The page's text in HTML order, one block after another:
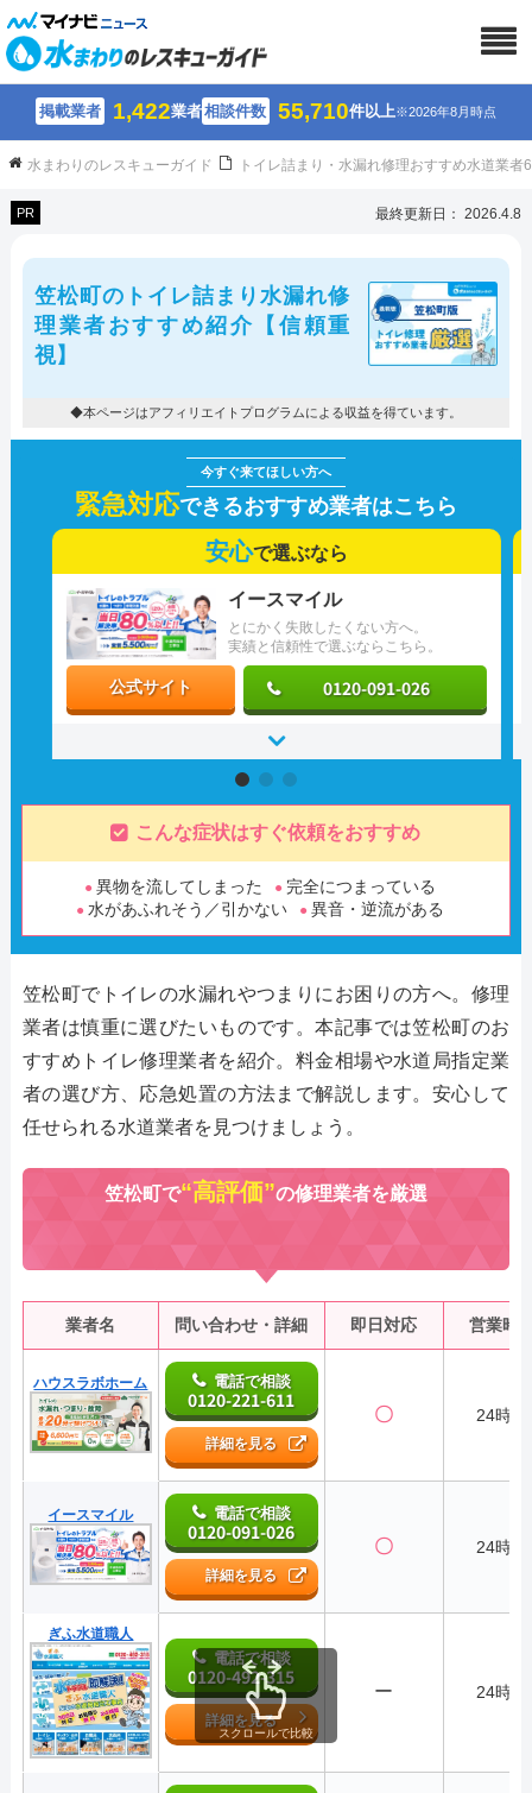
掲載業者 1,422業者相談件数 55,710件以上※2026年8月時点
水まわりのレスキューガイド トイレ詰まり・水漏れ修理おすすめ水道業
PR 最終更新日： 2026.4.8
笠松町のトイレ詰まり水漏れ修
理業者おすすめ紹介【信頼重
視】
◆本ページはアフィリエイトプログラムによる収益を得ています。
緊急対応できるおすすめ業者はこちら
安心で選ぶなら
とにかく失敗したくない方へ。
実績と信頼性で選ぶならこちら。
イースマイル
公式サイト 0120-091-026
こんな症状はすぐ依頼をおすすめ
異物を流してしまった
完全につまっている
水があふれそう／引かない
異音・逆流がある
笠松町でトイレの水漏れやつまりにお困りの方へ。修理
業者は慎重に選びたいものです。本記事では笠松町のお
すすめトイレ修理業者を紹介。料金相場や水道局指定業
者の選び方、応急処置の方法まで解説します。安心して
任せられる水道業者を見つけましょう。
笠松町で“高評価”の修理業者を厳選
業者名 問い合わせ・詳細 即日対応 営業時
ハウスラボホーム 電話で相談
0120-221-611
詳細を見る
〇 24時間
イースマイル 電話で相談
0120-091-026
詳細を見る
〇 24時間
ぎふ水道職人
電話で相談
0120-492-315
詳細を見る
ー 24時間
スクロールで比較